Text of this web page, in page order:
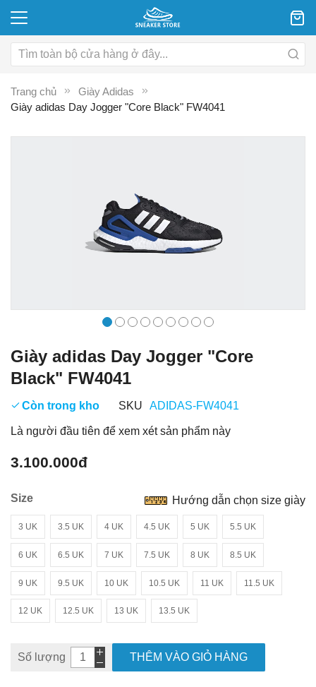
Trang chủ
Giày Adidas
Giày adidas Day Jogger "Core Black" FW4041
Giày adidas Day Jogger "Core
Black" FW4041
Còn trong kho SKU ADIDAS-FW4041
Là người đầu tiên để xem xét sản phẩm này
3.100.000đ
Size
3 UK 3.5 UK 4 UK 4.5 UK 5 UK 5.5 UK
6 UK 6.5 UK 7 UK 7.5 UK 8 UK 8.5 UK
9 UK 9.5 UK 10 UK 10.5 UK 11 UK 11.5 UK
12 UK 12.5 UK 13 UK 13.5 UK
Hướng dẫn chọn size giày
Số lượng THÊM VÀO GIỎ HÀNG